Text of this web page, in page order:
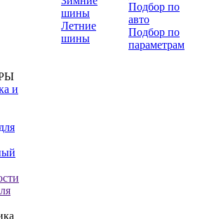
и
шины
Летние
шины
Подбор по
авто
Подбор по
параметрам